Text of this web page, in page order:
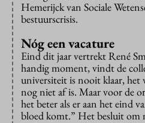
Hemerijck van Sociale
bestuurscrisis.
Nóg een vacature
Eind dit jaar vertrekt René
handig moment, vindt de
universiteit is nooit klaar, het
nog niet af is. Maar voor de
het beter als er aan het eind
bloed komt.” Het besluit om